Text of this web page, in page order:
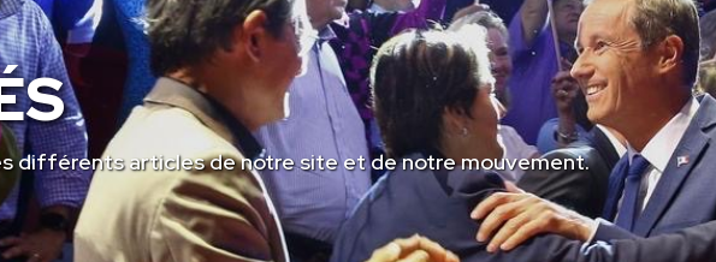
différents articles de notre site et de notre mouvement.